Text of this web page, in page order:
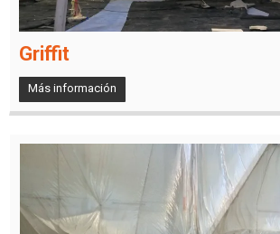
Griffit
Más información